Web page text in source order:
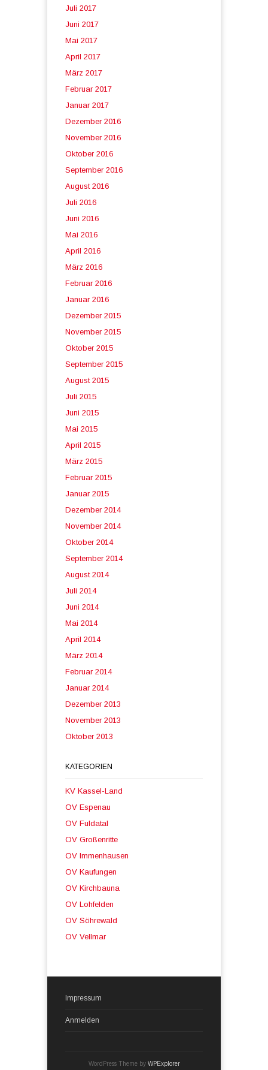
Juli 2017
Juni 2017
Mai 2017
April 2017
März 2017
Februar 2017
Januar 2017
Dezember 2016
November 2016
Oktober 2016
September 2016
August 2016
Juli 2016
Juni 2016
Mai 2016
April 2016
März 2016
Februar 2016
Januar 2016
Dezember 2015
November 2015
Oktober 2015
September 2015
August 2015
Juli 2015
Juni 2015
Mai 2015
April 2015
März 2015
Februar 2015
Januar 2015
Dezember 2014
November 2014
Oktober 2014
September 2014
August 2014
Juli 2014
Juni 2014
Mai 2014
April 2014
März 2014
Februar 2014
Januar 2014
Dezember 2013
November 2013
Oktober 2013
KATEGORIEN
KV Kassel-Land
OV Espenau
OV Fuldatal
OV Großenritte
OV Immenhausen
OV Kaufungen
OV Kirchbauna
OV Lohfelden
OV Söhrewald
OV Vellmar
Impressum
Anmelden
WordPress Theme by WPExplorer